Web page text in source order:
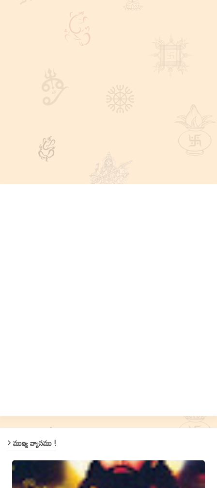
ముఖ్య వ్యాసము !